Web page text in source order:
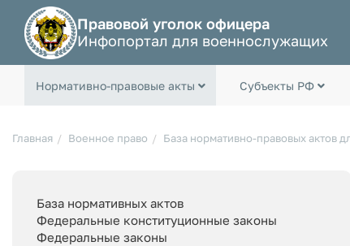
Правовой уголок офицера
Инфопортал для военнослужащих
Нормативно-правовые акты Субъекты РФ
Главная Военное право База нормативно-правовых актов
База нормативных актов
Федеральные конституционные законы
Федеральные законы